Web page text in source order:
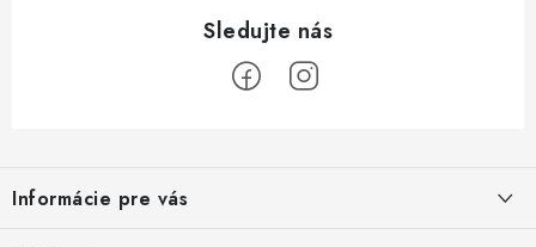
pInformácie pre vás